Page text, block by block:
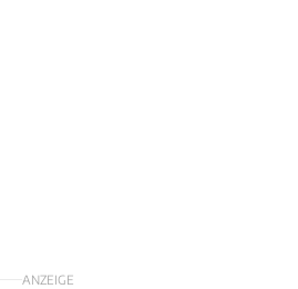
ANZEIGE